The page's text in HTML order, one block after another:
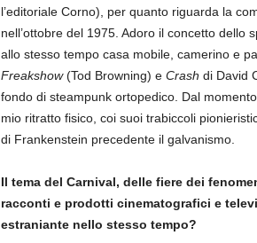
l’editoriale Corno), per quanto riguarda la
nell’ottobre del 1975. Adoro il concetto
allo stesso tempo casa mobile, camerino e
Freakshow(Tod Browning) e Crash di David
fondo di steampunk ortopedico. Dal
mio ritratto fisico, coi suoi trabiccoli
di Frankenstein precedente il galvanismo.
Il tema del Carnival, delle fiere dei
racconti e prodotti cinematografici e
estraniante nello stesso tempo?